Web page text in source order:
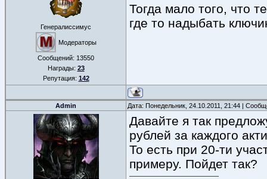
Генералиссимус
Модераторы
Сообщений: 13550
Награды: 23
Репутация: 142
Тогда мало того, что
где то надыбать
Admin Дата: Понедельник, 24.10.2011, 21:44 |
Давайте я так
рублей за каждого
То есть при 20-ти
примеру. Пойдет так?